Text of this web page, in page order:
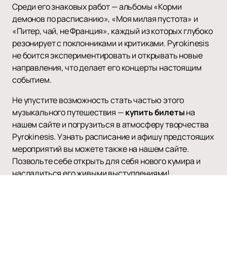
Среди его знаковых работ — альбомы «Корми
демонов по расписанию», «Моя милая пустота» и
«Питер, чай, не Франция», каждый из которых глубоко
резонирует с поклонниками и критиками. Pyrokinesis
не боится экспериментировать и открывать новые
направления, что делает его концерты настоящим
событием.
Не упустите возможность стать частью этого
музыкального путешествия —купить билетына
нашем сайте и погрузиться в атмосферу творчества
Pyrokinesis. Узнать расписание и афишу предстоящих
мероприятий вы можете также на нашем сайте.
Позвольте себе открыть для себя нового кумира и
насладиться его живыми выступлениями!